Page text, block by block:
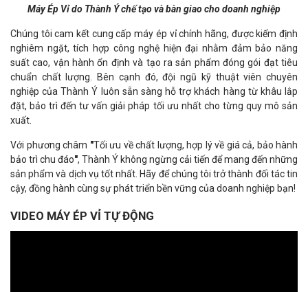
Máy Ép Vỉ do Thành Ý chế tạo và bàn giao cho doanh nghiệp
Chúng tôi cam kết cung cấp máy ép vỉ chính hãng, được kiểm định
nghiêm ngặt, tích hợp công nghệ hiện đại nhằm đảm bảo năng
suất cao, vận hành ổn định và tạo ra sản phẩm đóng gói đạt tiêu
chuẩn chất lượng. Bên cạnh đó, đội ngũ kỹ thuật viên chuyên
nghiệp của Thành Ý luôn sẵn sàng hỗ trợ khách hàng từ khâu lắp
đặt, bảo trì đến tư vấn giải pháp tối ưu nhất cho từng quy mô sản
xuất.
Với phương châm "Tối ưu về chất lượng, hợp lý về giá cả, bảo hành
bảo trì chu đáo", Thành Ý không ngừng cải tiến để mang đến những
sản phẩm và dịch vụ tốt nhất. Hãy để chúng tôi trở thành đối tác tin
cậy, đồng hành cùng sự phát triển bền vững của doanh nghiệp bạn!
VIDEO MÁY ÉP VỈ TỰ ĐỘNG